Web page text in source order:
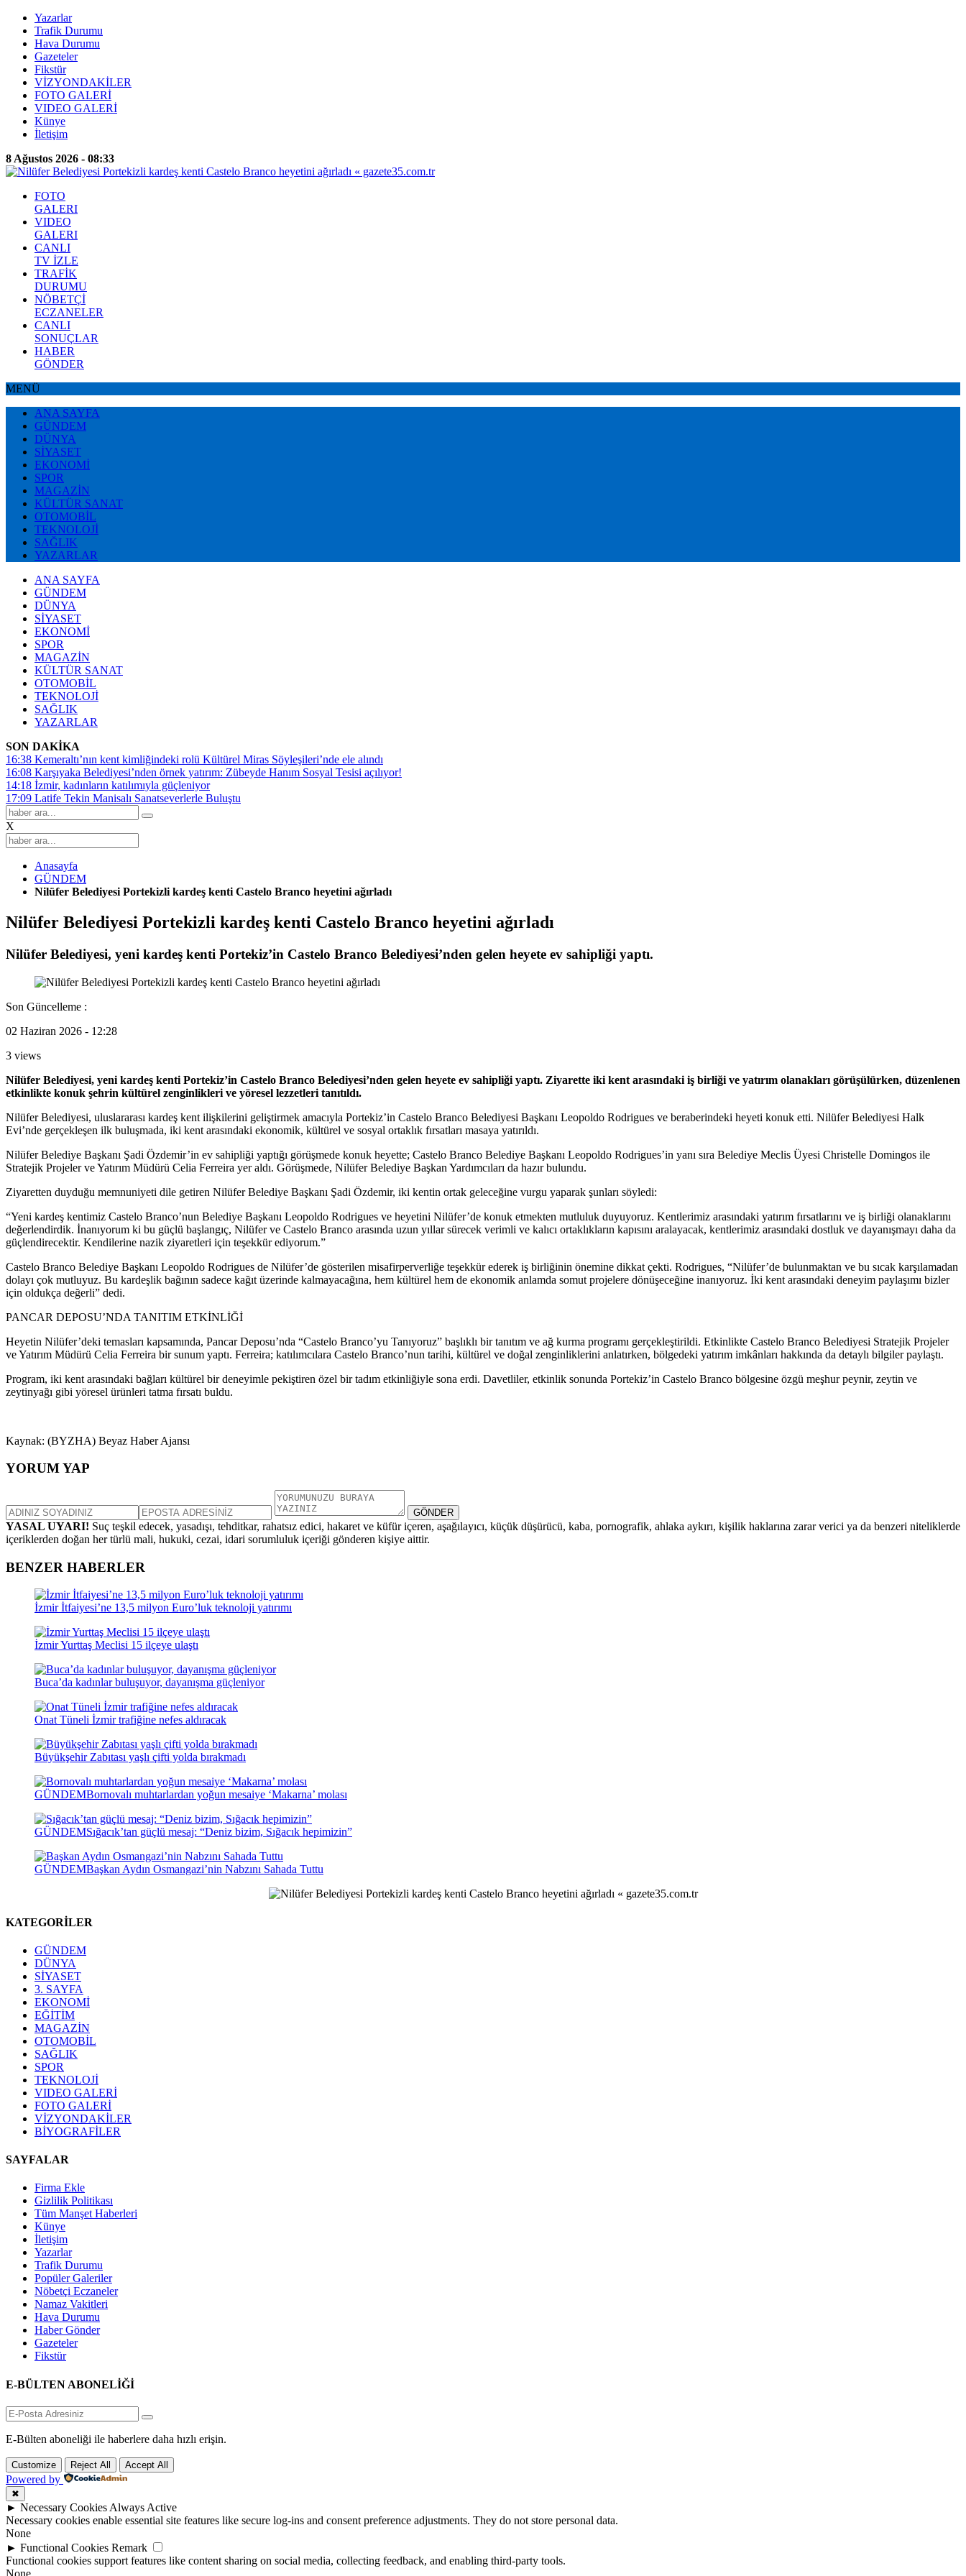
Yazarlar
Trafik Durumu
Hava Durumu
Gazeteler
Fikstür
VİZYONDAKİLER
FOTO GALERİ
VIDEO GALERİ
Künye
İletişim
8 Ağustos 2026 - 08:33
FOTO
GALERI
VIDEO
GALERI
CANLI
TV İZLE
TRAFİK
DURUMU
NÖBETÇİ
ECZANELER
CANLI
SONUÇLAR
HABER
GÖNDER
MENÜ
ANA SAYFA
GÜNDEM
DÜNYA
SİYASET
EKONOMİ
SPOR
MAGAZİN
KÜLTÜR SANAT
OTOMOBİL
TEKNOLOJİ
SAĞLIK
YAZARLAR
ANA SAYFA
GÜNDEM
DÜNYA
SİYASET
EKONOMİ
SPOR
MAGAZİN
KÜLTÜR SANAT
OTOMOBİL
TEKNOLOJİ
SAĞLIK
YAZARLAR
SON DAKİKA
16:38 Kemeraltı’nın kent kimliğindeki rolü Kültürel Miras Söyleşileri’nde ele alındı
16:08 Karşıyaka Belediyesi’nden örnek yatırım: Zübeyde Hanım Sosyal Tesisi açılıyor!
14:18 İzmir, kadınların katılımıyla güçleniyor
17:09 Latife Tekin Manisalı Sanatseverlerle Buluştu
X
Anasayfa
GÜNDEM
Nilüfer Belediyesi Portekizli kardeş kenti Castelo Branco heyetini ağırladı
Nilüfer Belediyesi Portekizli kardeş kenti Castelo Branco heyetini ağırladı
Nilüfer Belediyesi, yeni kardeş kenti Portekiz’in Castelo Branco Belediyesi’nden gelen heyete ev sahipliği yaptı.
Son Güncelleme :
02 Haziran 2026 - 12:28
3 views
Nilüfer Belediyesi, yeni kardeş kenti Portekiz’in Castelo Branco Belediyesi’nden gelen heyete ev sahipliği yaptı. Ziyarette iki kent arasındaki iş birliği ve yatırım olanakları görüşülürken, düzenlenen
etkinlikte konuk şehrin kültürel zenginlikleri ve yöresel lezzetleri tanıtıldı.
Nilüfer Belediyesi, uluslararası kardeş kent ilişkilerini geliştirmek amacıyla Portekiz’in Castelo Branco Belediyesi Başkanı Leopoldo Rodrigues ve beraberindeki heyeti konuk etti. Nilüfer Belediyesi Halk
Evi’nde gerçekleşen ilk buluşmada, iki kent arasındaki ekonomik, kültürel ve sosyal ortaklık fırsatları masaya yatırıldı.
Nilüfer Belediye Başkanı Şadi Özdemir’in ev sahipliği yaptığı görüşmede konuk heyette; Castelo Branco Belediye Başkanı Leopoldo Rodrigues’in yanı sıra Belediye Meclis Üyesi Christelle Domingos ile
Stratejik Projeler ve Yatırım Müdürü Celia Ferreira yer aldı. Görüşmede, Nilüfer Belediye Başkan Yardımcıları da hazır bulundu.
Ziyaretten duyduğu memnuniyeti dile getiren Nilüfer Belediye Başkanı Şadi Özdemir, iki kentin ortak geleceğine vurgu yaparak şunları söyledi:
“Yeni kardeş kentimiz Castelo Branco’nun Belediye Başkanı Leopoldo Rodrigues ve heyetini Nilüfer’de konuk etmekten mutluluk duyuyoruz. Kentlerimiz arasındaki yatırım fırsatlarını ve iş birliği olanaklarını
değerlendirdik. İnanıyorum ki bu güçlü başlangıç, Nilüfer ve Castelo Branco arasında uzun yıllar sürecek verimli ve kalıcı ortaklıkların kapısını aralayacak, kentlerimiz arasındaki dostluk ve dayanışmayı daha da
güçlendirecektir. Kendilerine nazik ziyaretleri için teşekkür ediyorum.”
Castelo Branco Belediye Başkanı Leopoldo Rodrigues de Nilüfer’de gösterilen misafirperverliğe teşekkür ederek iş birliğinin önemine dikkat çekti. Rodrigues, “Nilüfer’de bulunmaktan ve bu sıcak karşılamadan
dolayı çok mutluyuz. Bu kardeşlik bağının sadece kağıt üzerinde kalmayacağına, hem kültürel hem de ekonomik anlamda somut projelere dönüşeceğine inanıyoruz. İki kent arasındaki deneyim paylaşımı bizler
için oldukça değerli” dedi.
PANCAR DEPOSU’NDA TANITIM ETKİNLİĞİ
Heyetin Nilüfer’deki temasları kapsamında, Pancar Deposu’nda “Castelo Branco’yu Tanıyoruz” başlıklı bir tanıtım ve ağ kurma programı gerçekleştirildi. Etkinlikte Castelo Branco Belediyesi Stratejik Projeler
ve Yatırım Müdürü Celia Ferreira bir sunum yaptı. Ferreira; katılımcılara Castelo Branco’nun tarihi, kültürel ve doğal zenginliklerini anlatırken, bölgedeki yatırım imkânları hakkında da detaylı bilgiler paylaştı.
Program, iki kent arasındaki bağları kültürel bir deneyimle pekiştiren özel bir tadım etkinliğiyle sona erdi. Davetliler, etkinlik sonunda Portekiz’in Castelo Branco bölgesine özgü meşhur peynir, zeytin ve
zeytinyağı gibi yöresel ürünleri tatma fırsatı buldu.
Kaynak: (BYZHA) Beyaz Haber Ajansı
YORUM YAP
GÖNDER
YASAL UYARI! Suç teşkil edecek, yasadışı, tehditkar, rahatsız edici, hakaret ve küfür içeren, aşağılayıcı, küçük düşürücü, kaba, pornografik, ahlaka aykırı, kişilik haklarına zarar verici ya da benzeri niteliklerde
içeriklerden doğan her türlü mali, hukuki, cezai, idari sorumluluk içeriği gönderen kişiye aittir.
BENZER HABERLER
İzmir İtfaiyesi’ne 13,5 milyon Euro’luk teknoloji yatırımı
İzmir Yurttaş Meclisi 15 ilçeye ulaştı
Buca’da kadınlar buluşuyor, dayanışma güçleniyor
Onat Tüneli İzmir trafiğine nefes aldıracak
Büyükşehir Zabıtası yaşlı çifti yolda bırakmadı
GÜNDEMBornovalı muhtarlardan yoğun mesaiye ‘Makarna’ molası
GÜNDEMSığacık’tan güçlü mesaj: “Deniz bizim, Sığacık hepimizin”
GÜNDEMBaşkan Aydın Osmangazi’nin Nabzını Sahada Tuttu
KATEGORİLER
GÜNDEM
DÜNYA
SİYASET
3. SAYFA
EKONOMİ
EĞİTİM
MAGAZİN
OTOMOBİL
SAĞLIK
SPOR
TEKNOLOJİ
VIDEO GALERİ
FOTO GALERİ
VİZYONDAKİLER
BİYOGRAFİLER
SAYFALAR
Firma Ekle
Gizlilik Politikası
Tüm Manşet Haberleri
Künye
İletişim
Yazarlar
Trafik Durumu
Popüler Galeriler
Nöbetçi Eczaneler
Namaz Vakitleri
Hava Durumu
Haber Gönder
Gazeteler
Fikstür
E-BÜLTEN ABONELİĞİ
E-Bülten aboneliği ile haberlere daha hızlı erişin.
Customize Reject All Accept All
Powered by
✖
► Necessary Cookies Always Active
Necessary cookies enable essential site features like secure log-ins and consent preference adjustments. They do not store personal data.
None
► Functional Cookies Remark
Functional cookies support features like content sharing on social media, collecting feedback, and enabling third-party tools.
None